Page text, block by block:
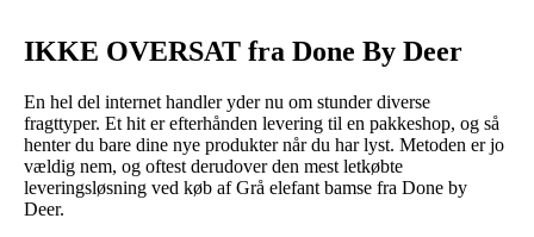
IKKE OVERSAT fra Done By Deer
En hel del internet handler yder nu om stunder diverse
fragttyper. Et hit er efterhånden levering til en pakkeshop, og så
henter du bare dine nye produkter når du har lyst. Metoden er jo
vældig nem, og oftest derudover den mest letkøbte
leveringsløsning ved køb af Grå elefant bamse fra Done by
Deer.